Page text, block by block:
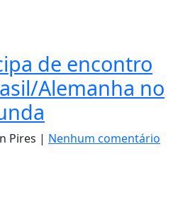
de encontro
Alemanha no
Pires | Nenhum comentário